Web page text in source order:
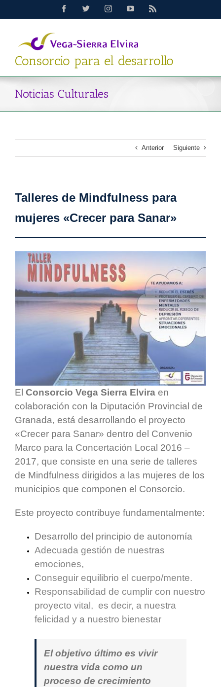
FacebookTwitterInstagramYouTubeRss
Consorcio para el desarrollo
Noticias Culturales
Anterior Siguiente
Talleres de Mindfulness para
mujeres «Crecer para Sanar»
El Consorcio Vega Sierra Elvira en
colaboración con la Diputación Provincial de
Granada, está desarrollando el proyecto
«Crecer para Sanar» dentro del Convenio
Marco para la Concertación Local 2016 –
2017, que consiste en una serie de talleres
de Mindfulness dirigidos a las mujeres de los
municipios que componen el Consorcio.
Este proyecto contribuye fundamentalmente:
Desarrollo del principio de autonomía
Adecuada gestión de nuestras
emociones,
Conseguir equilibrio el cuerpo/mente.
Responsabilidad de cumplir con nuestro
proyecto vital, es decir, a nuestra
felicidad y a nuestro bienestar
El objetivo último es vivir
nuestra vida como un
proceso de crecimiento